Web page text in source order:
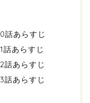
話あらすじ
話あらすじ
話あらすじ
話あらすじ